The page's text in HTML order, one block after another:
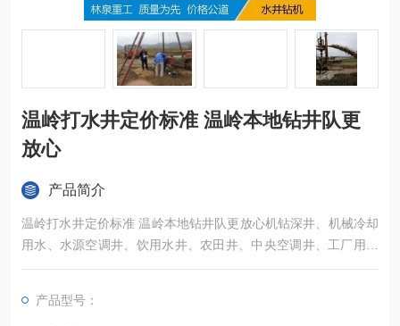
温岭打水井定价标准 温岭本地钻井队更
放心
产品简介
温岭打水井定价标准 温岭本地钻井队更放心机钻深井、机械冷却
用水、水源空调井、饮用水井、农田井、中央空调井、工厂用水
井、旧井改造、维修深井泵，用水量可根据贵公司需求定做。工
下数十米管道等
产品型号：